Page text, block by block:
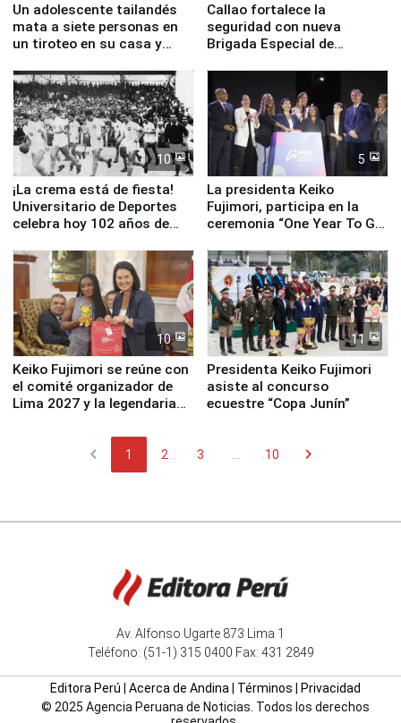
Un adolescente tailandés
mata a siete personas en
un tiroteo en su casa y
Callao fortalece la
seguridad con nueva
Brigada Especial de
equipamiento para
Serenazgo
10
¡La crema está de fiesta!
Universitario de Deportes
celebra hoy 102 años de
5
La presidenta Keiko
Fujimori, participa en la
ceremonia “One Year To Go
10
Keiko Fujimori se reúne con
el comité organizador de
Lima 2027 y la legendaria
11
Presidenta Keiko Fujimori
asiste al concurso
ecuestre “Copa Junín”
chevron_left 1 2 3 10 chevron_right
Av. Alfonso Ugarte 873 Lima 1
Teléfono: (51-1) 315 0400 Fax: 431 2849
Editora Perú Acerca de Andina Términos
Privacidad
© 2025 Agencia Peruana de Noticias. Todos los derechos